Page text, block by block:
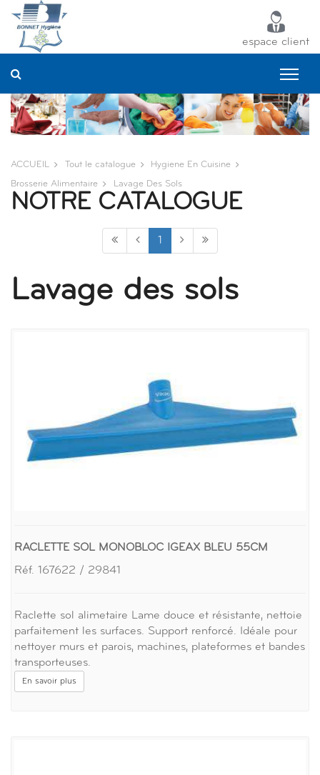
espace client
ACCUEIL Tout le catalogue Hygiene En Cuisine
Brosserie Alimentaire Lavage Des Sols
NOTRE CATALOGUE
1
Lavage des sols
RACLETTE SOL MONOBLOC IGEAX BLEU 55CM
Réf. 167622 / 29841
Raclette sol alimetaire Lame douce et résistante, nettoie
parfaitement les surfaces. Support renforcé. Idéale pour
nettoyer murs et parois, machines, plateformes et bandes
transporteuses.
En savoir plus
Panneau de gestion des cookies